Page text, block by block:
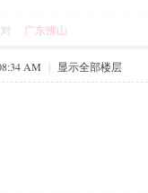
广东佛山
AM | 显示全部楼层